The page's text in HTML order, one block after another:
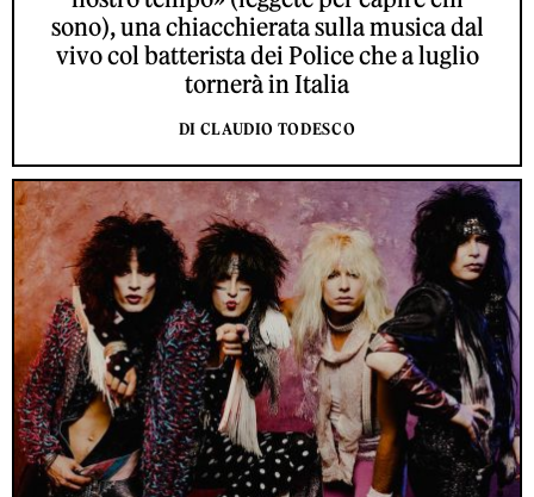
sono), una chiacchierata sulla musica dal
vivo col batterista dei Police che a luglio
tornerà in Italia
DI CLAUDIO TODESCO